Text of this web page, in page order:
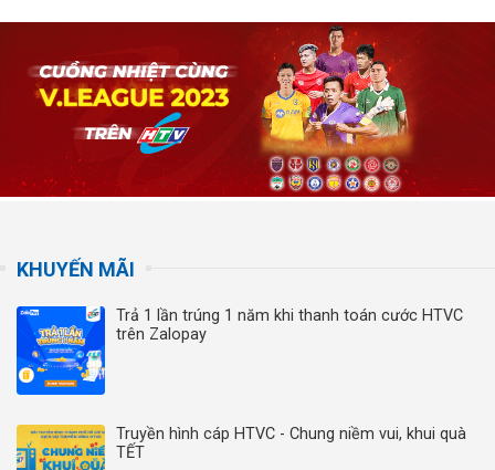
KHUYẾN MÃI
Trả 1 lần trúng 1 năm khi thanh toán cước HTVC
trên Zalopay
Truyền hình cáp HTVC - Chung niềm vui, khui quà
TẾT